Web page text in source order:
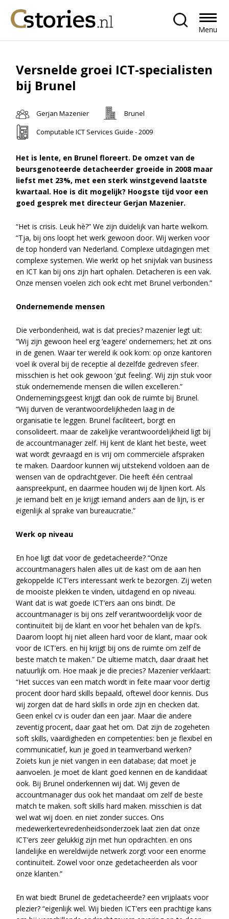
Menu
Versnelde groei ICT-specialisten
bij Brunel
Gerjan Mazenier
Brunel
Computable ICT Services Guide - 2009
Het is lente, en Brunel floreert. De omzet van de
beursgenoteerde detacheerder groeide in 2008 maar
liefst met 23%, met een sterk winstgevend laatste
kwartaal. Hoe is dit mogelijk? Hoogste tijd voor een
goed gesprek met directeur Gerjan Mazenier.
“Het is crisis. Leuk hè?” We zijn duidelijk van harte welkom.
“Tja, bij ons loopt het werk gewoon door. Wij werken voor
de top honderd van Nederland. Complexe uitdagingen met
complexe systemen. Wie werkt op het snijvlak van business
en ICT kan bij ons zijn hart ophalen. Detacheren is een vak.
Onze mensen voelen zich ook echt met Brunel verbonden.”
Ondernemende mensen
Die verbondenheid, wat is dat precies? mazenier legt uit:
“Wij zijn gewoon heel erg ‘eagere’ ondernemers; het zit ons
in de genen. Waar ter wereld ik ook kom: op onze kantoren
voel ik overal bij de receptie al dezelfde gedreven sfeer.
misschien is het ook gewoon ‘gut feeling’. Wij zijn stuk voor
stuk ondernemende mensen die willen excelleren.”
Ondernemingsgeest krijgt dan ook de ruimte bij Brunel.
“Wij durven de verantwoordelijkheden laag in de
organisatie te leggen. Brunel faciliteert, borgt en
consolideert. maar de zakelijke verantwoordelijkheid ligt bij
de accountmanager zelf. Hij kent de klant het beste, weet
wat wordt gevraagd en is vrij om commerciële afspraken
te maken. Daardoor kunnen wij uitstekend voldoen aan de
wensen van de opdrachtgever. Die heeft één centraal
aanspreekpunt, en daarmee houden wij de lijnen kort. Als
je iemand belt en je krijgt iemand anders aan de lijn, is er
eigenlijk al sprake van bureaucratie.”
Werk op niveau
En hoe ligt dat voor de gedetacheerde? “Onze
accountmanagers halen alles uit de kast om de aan hen
gekoppelde ICT’ers interessant werk te bezorgen. Zij weten
de mooiste plekken te vinden, uitdagend en op niveau.
Want dat is wat goede ICT’ers aan ons bindt. De
accountmanager is bij ons zelf verantwoordelijk voor de
continuïteit bij de klant en voor het behalen van de kpI’s.
Daarom loopt hij niet alleen hard voor de klant, maar ook
voor de ICT’ers. en hij krijgt bij ons de ruimte om zelf de
beste match te maken.” De ultieme match, daar draait het
natuurlijk om. Hoe maak je die precies? Mazenier verklaart:
“Het succes van een match wordt in feite maar voor dertig
procent door hard skills bepaald, oftewel door kennis. Dus
wij zorgen dat de hard skills in orde zijn en checken dat.
Geen enkel cv is ouder dan een jaar. Maar die andere
zeventig procent, daar gaat het om. Dat zijn de zogeheten
soft skills, vaardigheden en competenties: ben je flexibel en
communicatief, kun je goed in teamverband werken?
Zoiets kun je niet vangen in een database; dat moet je
aanvoelen. Je moet de klant goed kennen en de kandidaat
ook. Bij Brunel onderkennen wij dat. Wij geven de
accountmanager dus ook het mandaat om zelf de beste
match te maken. soft skills hard maken. misschien is dat
wel wat wij doen. en niet zonder succes. Ons
medewerkertevredenheidsonderzoek laat zien dat onze
ICT’ers zeer gelukkig zijn met hun opdrachten. en ons
landelijke en wereldwijde netwerk zorgt voor een enorme
continuïteit. Zowel voor onze gedetacheerden als voor
onze klanten.”
En wat biedt Brunel de gedetacheerde? een vrijplaats voor
plezier? “eigenlijk wel. Wij bieden ICT’ers een prachtige kans